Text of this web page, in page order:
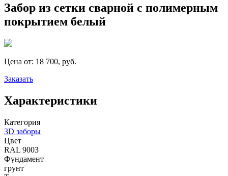
Забор из сетки сварной с полимерным
покрытием белый
Цена от: 18 700, руб.
Заказать
Характеристики
Категория
3D заборы
Цвет
RAL 9003
Фундамент
грунт